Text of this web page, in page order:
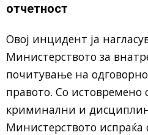
отчетност
Овој инцидент ја
Министерството за
почитување на
правото. Со истовремено
криминални и
Министерството испраќа